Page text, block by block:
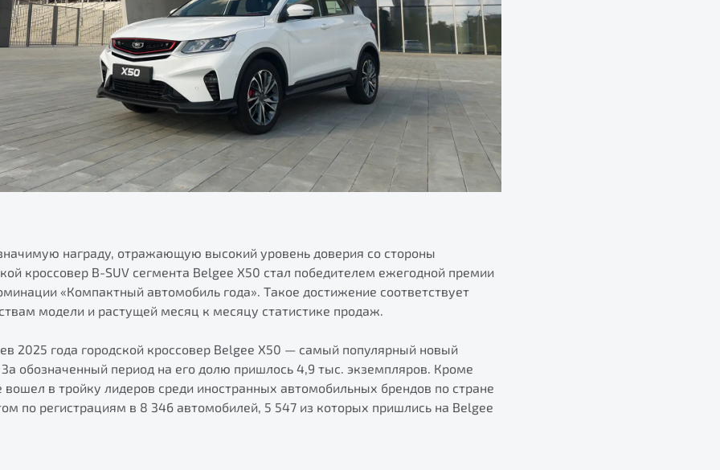
награду, отражающую высокий уровень доверия со стороны
кроссовер B-SUV сегмента Belgee Х50 стал победителем ежегодной премии
«Компактный автомобиль года». Такое достижение соответствует
модели и растущей месяц к месяцу статистике продаж.
2025 года городской кроссовер Belgee X50 — самый популярный новый
обозначенный период на его долю пришлось 4,9 тыс. экземпляров. Кроме
вошел в тройку лидеров среди иностранных автомобильных брендов по стране
по регистрациям в 8 346 автомобилей, 5 547 из которых пришлись на Belgee